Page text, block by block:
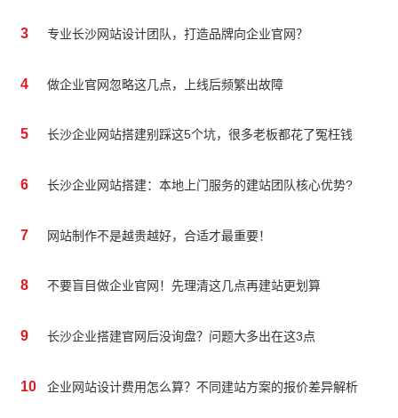
3 专业长沙网站设计团队，打造品牌向企业官网？
4 做企业官网忽略这几点，上线后频繁出故障
5 长沙企业网站搭建别踩这5个坑，很多老板都花了冤枉钱
6 长沙企业网站搭建：本地上门服务的建站团队核心优势?
7 网站制作不是越贵越好，合适才最重要！
8 不要盲目做企业官网！先理清这几点再建站更划算
9 长沙企业搭建官网后没询盘？问题大多出在这3点
10 企业网站设计费用怎么算？不同建站方案的报价差异解析